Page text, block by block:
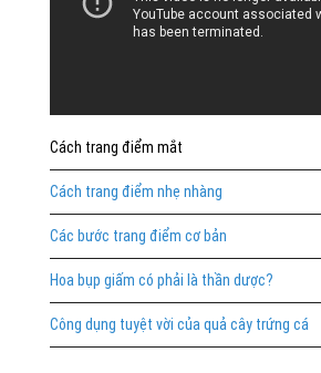
Cách trang điểm mắt
Cách trang điểm nhẹ nhàng
Các bước trang điểm cơ bản
Hoa bụp giấm có phải là thần dược?
Công dụng tuyệt vời của quả cây trứng cá